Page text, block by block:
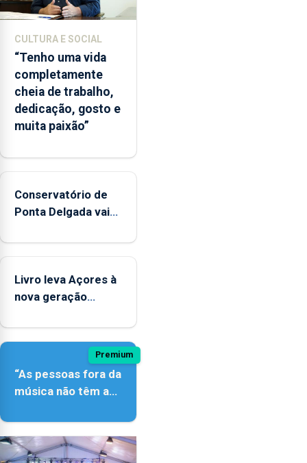
2026.
ilha
das
Flores
apresenta
um
“decréscimo
da
entre
2022
2025
CULTURA E SOCIAL
“Tenho uma vida
completamente
cheia de trabalho,
dedicação, gosto e
muita paixão”
Conservatório de
Ponta Delgada vai
instrumentos
Livro leva Açores à
nova geração
Premium
“As pessoas fora da
música não têm a
difícil é produzir
uma música”